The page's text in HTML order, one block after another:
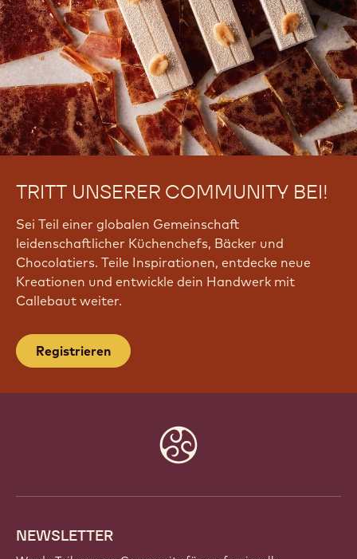
TRITT UNSERER COMMUNITY BEI!
Sei Teil einer globalen Gemeinschaft
leidenschaftlicher Küchenchefs, Bäcker und
Chocolatiers. Teile Inspirationen, entdecke neue
Kreationen und entwickle dein Handwerk mit
Callebaut weiter.
Registrieren
NEWSLETTER